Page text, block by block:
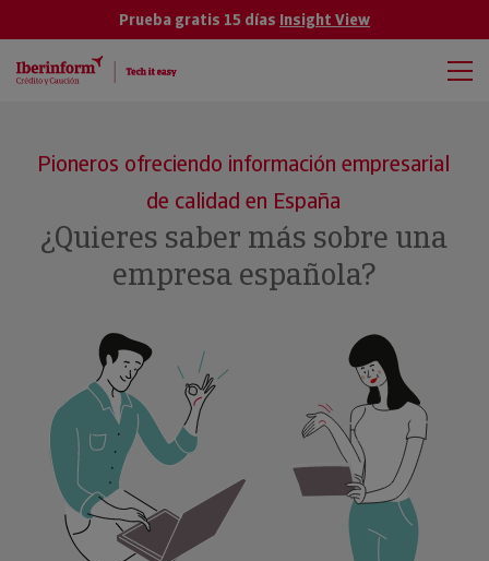
Prueba gratis 15 días Insight View
Pioneros ofreciendo información empresarial
de calidad en España
¿Quieres saber más sobre una
empresa española?